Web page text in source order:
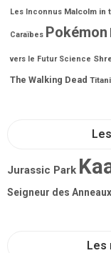
Les Inconnus Malcolm in
Caraïbes Pokémon
vers le Futur Science
The Walking Dead
Jurassic Park
Seigneur des Anneaux
Les